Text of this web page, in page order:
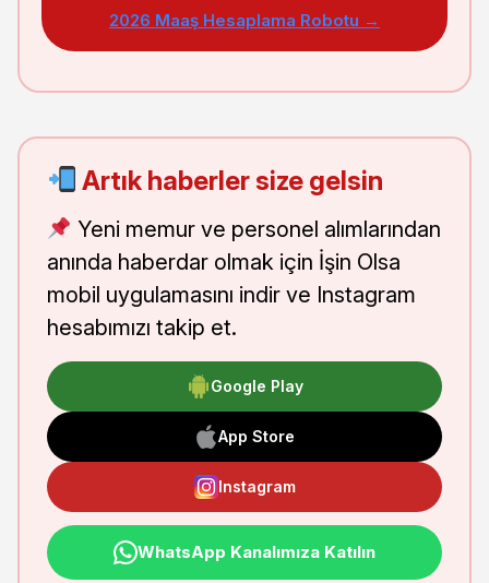
2026 Maaş Hesaplama Robotu →
Artık haberler size gelsin
Yeni memur ve personel alımlarından
anında haberdar olmak için İşin Olsa
mobil uygulamasını indir ve Instagram
hesabımızı takip et.
Google Play
App Store
Instagram
WhatsApp Kanalımıza Katılın